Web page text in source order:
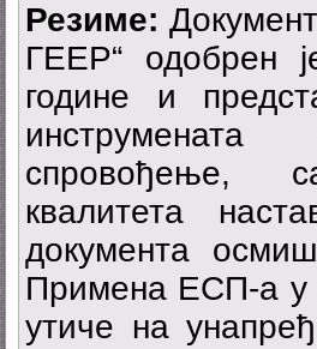
Резиме:
ГЕЕР“ одобрен
године и
спровођење,
квалитета
документа
Примена ЕСП-а у
утиче на